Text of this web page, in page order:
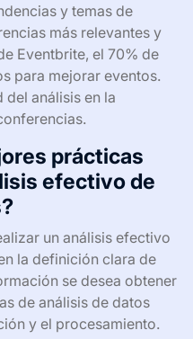
y temas de
más relevantes y
Eventbrite, el 70% de
para mejorar eventos.
análisis en la
prácticas
efectivo de
un análisis efectivo
la definición clara de
se desea obtener
de análisis de datos
y el procesamiento.